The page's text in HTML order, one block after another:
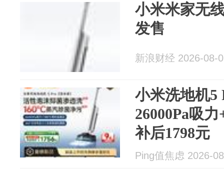
小米米家无
发售
新浪财经 2026-08-
小米洗地机5
26000Pa吸
补后1798元
Ping值焦虑 2026-